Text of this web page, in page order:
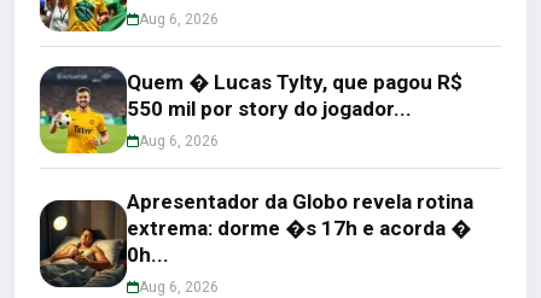
Aug 6, 2026
Quem � Lucas Tylty, que pagou R$
550 mil por story do jogador...
Aug 6, 2026
Apresentador da Globo revela rotina
extrema: dorme �s 17h e acorda �
0h...
Aug 6, 2026